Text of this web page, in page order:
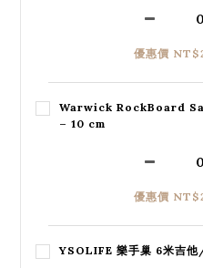
優惠價
Warwick RockBoard
– 10 cm
優惠價
YSOLIFE 樂手巢 6米吉